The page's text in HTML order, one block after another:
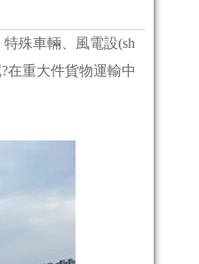
輛、風電設(sh
在重大件貨物運輸中